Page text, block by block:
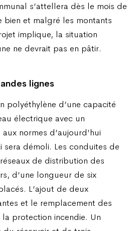
s’attellera dès le mois de
bien et malgré les montants
implique, la situation
ne devrait pas en pâtir.
lignes
polyéthylène d’une capacité
électrique avec un
normes d’aujourd’hui
sera démoli. Les conduites de
de distribution des
d’une longueur de six
L’ajout de deux
et le remplacement des
protection incendie. Un